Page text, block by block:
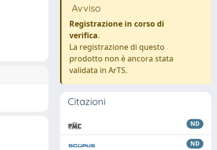
Avviso
Registrazione in corso di
verifica.
La registrazione di questo
prodotto non è ancora stata
validata in ArTS.
Citazioni
ND
ND